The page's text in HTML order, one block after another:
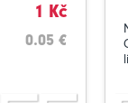
1 Kč
0.05 €